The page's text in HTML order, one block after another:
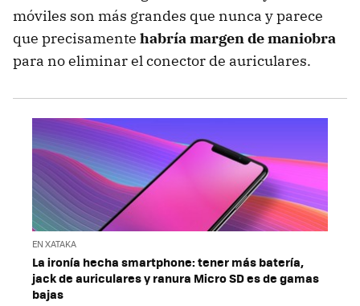
móviles son más grandes que nunca y parece
que precisamente habría margen de maniobra
para no eliminar el conector de auriculares.
EN XATAKA
La ironía hecha smartphone: tener más batería,
jack de auriculares y ranura Micro SD es de gamas
bajas